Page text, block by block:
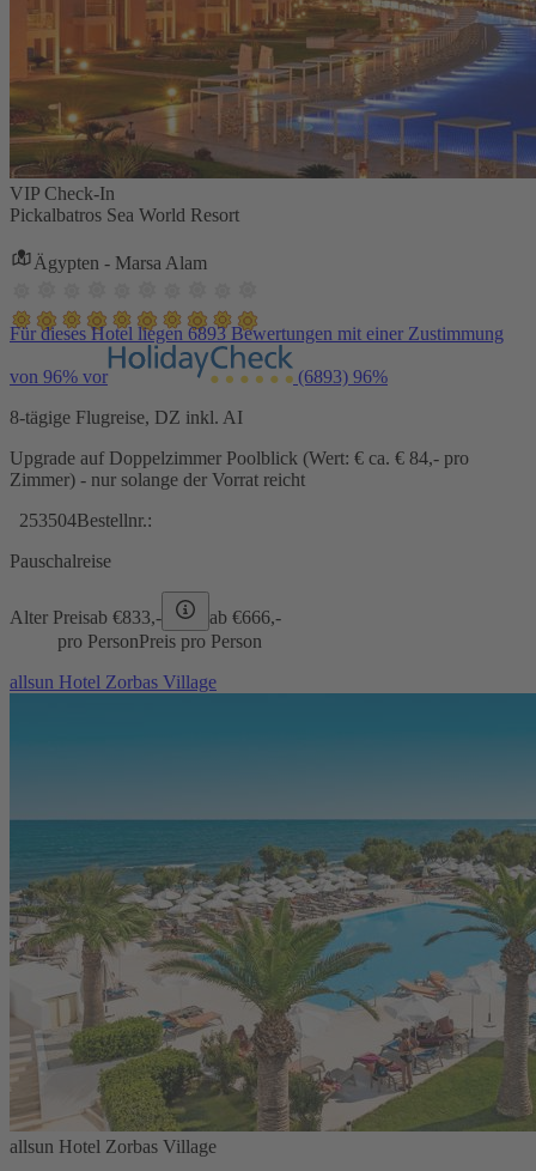
VIP Check-In
Pickalbatros Sea World Resort
Ägypten - Marsa Alam
Für dieses Hotel liegen 6893 Bewertungen mit einer Zustimmung
von 96% vor (6893) 96%
8-tägige Flugreise, DZ inkl. AI
Upgrade auf Doppelzimmer Poolblick (Wert: € ca. € 84,- pro
Zimmer) - nur solange der Vorrat reicht
253504Bestellnr.:
Pauschalreise
Alter Preisab €833,- ab €666,-
pro PersonPreis pro Person
allsun Hotel Zorbas Village
allsun Hotel Zorbas Village